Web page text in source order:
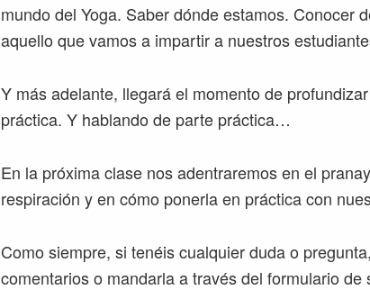
mundo del Yoga. Saber dónde estamos. Conocer
aquello que vamos a impartir a nuestros
Y más adelante, llegará el momento de
práctica. Y hablando de parte práctica…
En la próxima clase nos adentraremos en el
respiración y en cómo ponerla en práctica con
Como siempre, si tenéis cualquier duda o
comentarios o mandarla a través del formulario de